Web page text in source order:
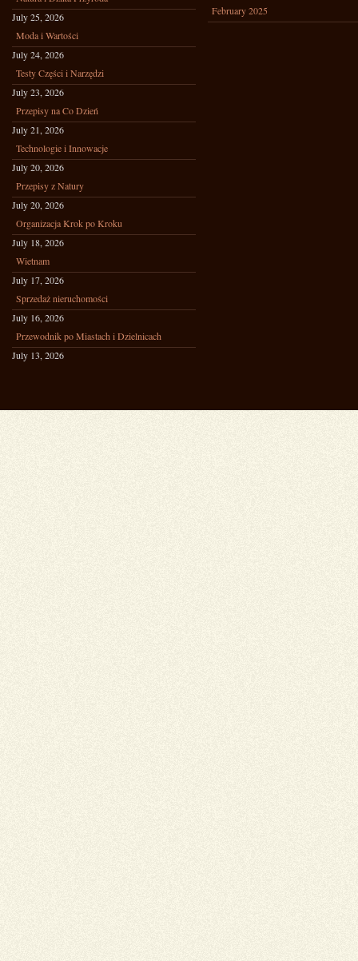
July 25, 2026
Moda i Wartości
July 24, 2026
Testy Części i Narzędzi
July 23, 2026
Przepisy na Co Dzień
July 21, 2026
Technologie i Innowacje
July 20, 2026
Przepisy z Natury
July 20, 2026
Organizacja Krok po Kroku
July 18, 2026
Wietnam
July 17, 2026
Sprzedaż nieruchomości
July 16, 2026
Przewodnik po Miastach i Dzielnicach
July 13, 2026
February 2025